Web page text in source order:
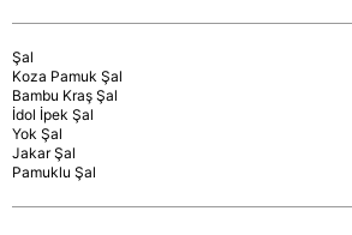
Şal
Koza Pamuk Şal
Bambu Kraş Şal
İdol İpek Şal
Yok Şal
Jakar Şal
Pamuklu Şal